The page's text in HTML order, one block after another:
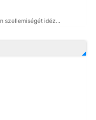
szellemiségét idéz...